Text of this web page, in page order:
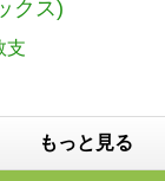
クス)
支
もっと見る